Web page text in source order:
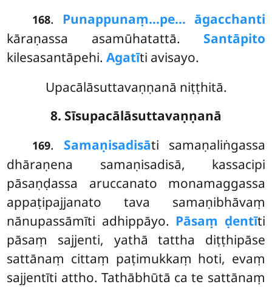
168. Punappunaṃ…pe… āgacchanti
kāraṇassa asamūhatattā. Santāpito
kilesasantāpehi.Agatīti avisayo.
Upacālāsuttavaṇṇanā niṭṭhitā.
8. Sīsupacālāsuttavaṇṇanā
169. Samaṇisadisāti samaṇaliṅgassa
dhāraṇena samaṇisadisā, kassacipi
pāsaṇḍassa aruccanato monamaggassa
appaṭipajjanato tava samaṇibhāvaṃ
nānupassāmīti adhippāyo. Pāsaṃ ḍentīti
pāsaṃ sajjenti, yathātattha diṭṭhipāse
sattānaṃ cittaṃ paṭimukkaṃ hoti, evaṃ
sajjentīti attho. Tathābhūtā ca te sattānaṃ